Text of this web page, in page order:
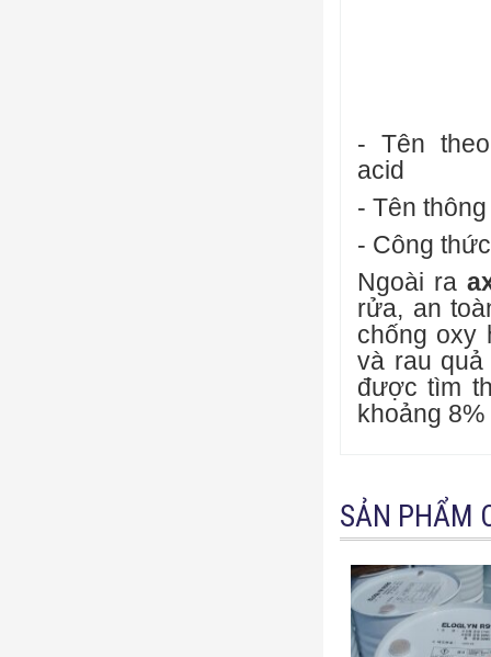
- Tên theo
acid
- Tên
- Công
Ngoài ra
rửa, an
chống oxy
và rau
được tìm
khoảng
SẢN PHẨM